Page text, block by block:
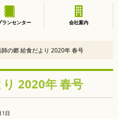
ランセンター 会社案内
師の郷 給食だより 2020年 春号
2020年 春号
1日